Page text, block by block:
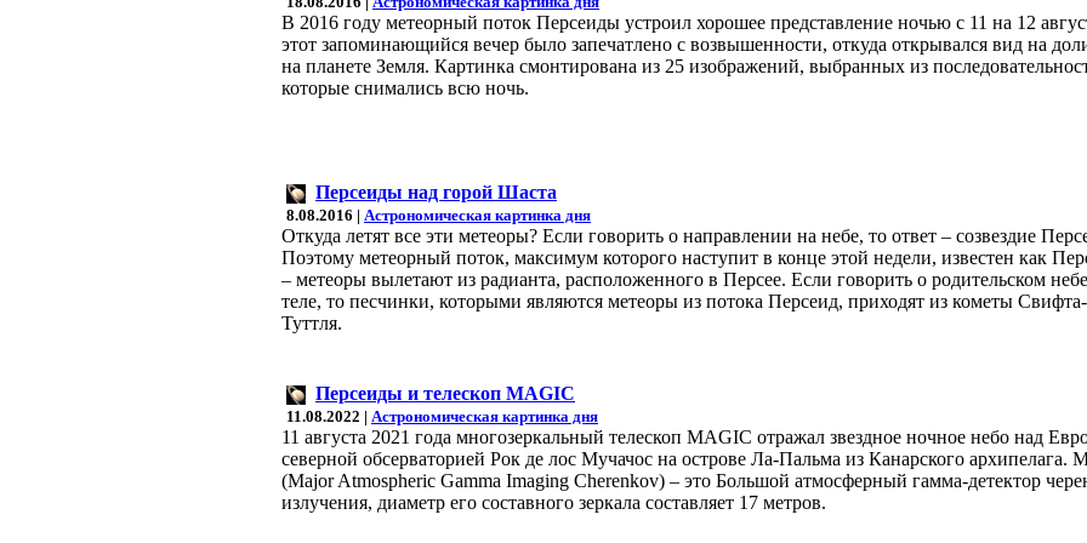
В 2016 году метеорный поток Персеиды устроил хорошее представление ночью с 11 на 12
этот запоминающийся вечер было запечатлено с возвышенности, откуда открывался вид на
на планете Земля. Картинка смонтирована из 25 изображений, выбранных из
которые снимались всю ночь.
Персеиды над горой Шаста
8.08.2016 | Астрономическая картинка дня
Откуда летят все эти метеоры? Если говорить о направлении на небе, то ответ – созвездие
Поэтому метеорный поток, максимум которого наступит в конце этой недели, известен как
– метеоры вылетают из радианта, расположенного в Персее. Если говорить о родительском
теле, то песчинки, которыми являются метеоры из потока Персеид, приходят из кометы Свифта-
Туттля.
Персеиды и телескоп MAGIC
11.08.2022 | Астрономическая картинка дня
11 августа 2021 года многозеркальный телескоп MAGIC отражал звездное ночное небо над
северной обсерваторией Рок де лос Мучачос на острове Ла-Пальма из Канарского архипелага.
(Major Atmospheric Gamma Imaging Cherenkov) – это Большой атмосферный гамма-детектор
излучения, диаметр его составного зеркала составляет 17 метров.